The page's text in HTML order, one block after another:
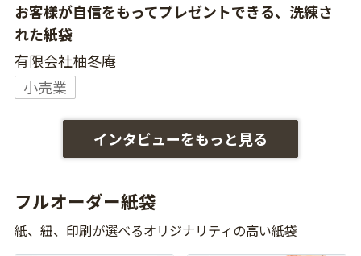
お客様が自信をもってプレゼントできる、洗練さ
れた紙袋
有限会社柚冬庵
小売業
インタビューをもっと見る
フルオーダー紙袋
紙、紐、印刷が選べるオリジナリティの高い紙袋